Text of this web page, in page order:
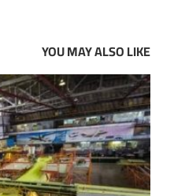
YOU MAY ALSO LIKE